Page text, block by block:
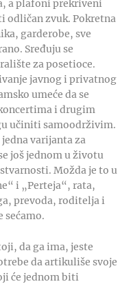
a plafoni prekriveni
odličan zvuk. Pokretna
garderobe, sve
Sređuju se
za posetioce.
javnog i privatnog
umeće da se
i drugim
učiniti samoodrživim.
varijanta za
još jednom u životu
Možda je to u
i „Perteja“, rata,
prevoda, roditelja i
sećamo.
da ga ima, jeste
da artikuliše svoje
će jednom biti